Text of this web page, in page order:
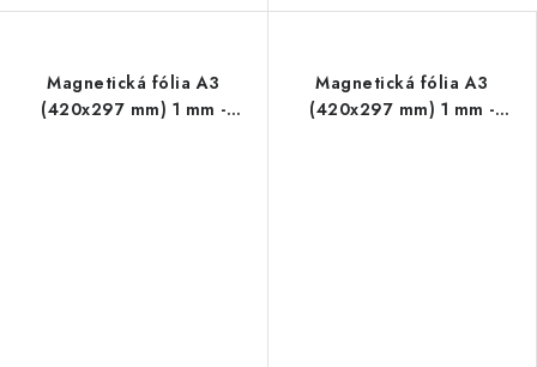
Magnetická fólia A3
(420x297 mm) 1 mm -
Magnetická fólia A3
(420x297 mm) 1 mm -